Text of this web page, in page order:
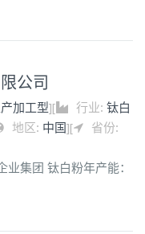
公司
加工型][ 行业: 钛白
地区: 中国][
省份:
集团 钛白粉年产能：